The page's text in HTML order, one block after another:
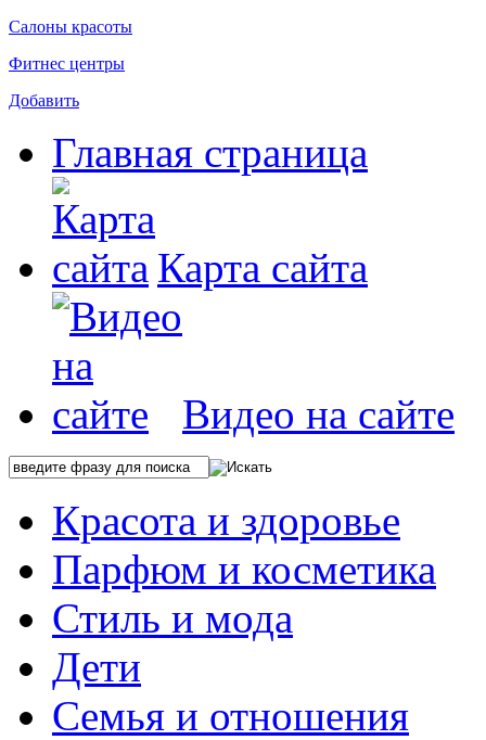
Салоны красоты
Фитнес центры
Добавить
Главная страница
Карта сайта
Видео на сайте
Красота и здоровье
Парфюм и косметика
Стиль и мода
Дети
Семья и отношения